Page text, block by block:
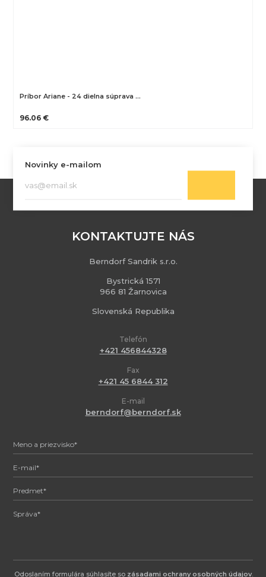
Príbor Ariane - 24 dielna súprava …
96.06 €
Novinky e-mailom
KONTAKTUJTE NÁS
Berndorf Sandrik s.r.o.
Bystrická 1571
966 81 Žarnovica
Slovenská Republika
Telefón
+421 456844328
Fax
+421 45 6844 312
E-mail
berndorf@berndorf.sk
Odoslaním formulára súhlasíte so zásadami ochrany osobných údajov.